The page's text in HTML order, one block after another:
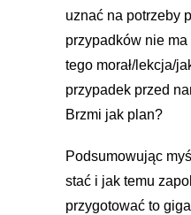
uznać na potrzeby
przypadków nie
tego morał/lekcja/
przypadek przed
Brzmi jak plan?
Podsumowując
stać i jak temu
przygotować to